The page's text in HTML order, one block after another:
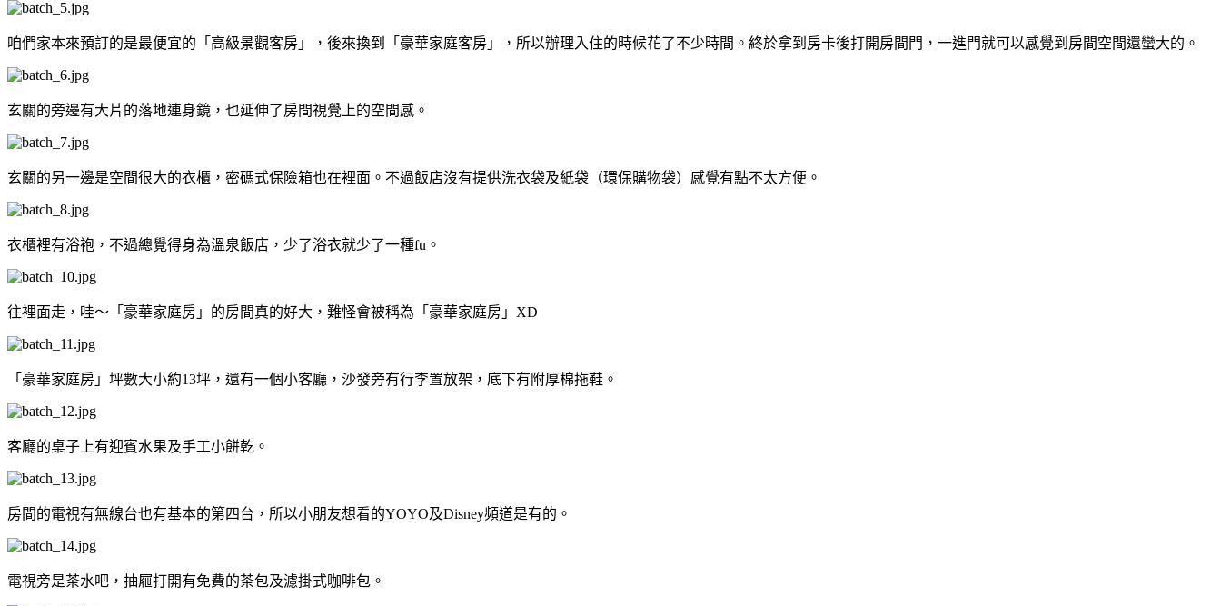
咱們家本來預訂的是最便宜的「高級景觀客房」，後來換到「豪華家庭客房」，所以辦理入住的時候花了不少時間。終於拿到房卡後打開房間門，一進門就可以感覺到房間空間還蠻大的。
玄關的旁邊有大片的落地連身鏡，也延伸了房間視覺上的空間感。
玄關的另一邊是空間很大的衣櫃，密碼式保險箱也在裡面。不過飯店沒有提供洗衣袋及紙袋（環保購物袋）感覺有點不太方便。
衣櫃裡有浴袍，不過總覺得身為溫泉飯店，少了浴衣就少了一種fu。
往裡面走，哇～「豪華家庭房」的房間真的好大，難怪會被稱為「豪華家庭房」XD
「豪華家庭房」坪數大小約13坪，還有一個小客廳，沙發旁有行李置放架，底下有附厚棉拖鞋。
客廳的桌子上有迎賓水果及手工小餅乾。
房間的電視有無線台也有基本的第四台，所以小朋友想看的YOYO及Disney頻道是有的。
電視旁是茶水吧，抽屜打開有免費的茶包及濾掛式咖啡包。